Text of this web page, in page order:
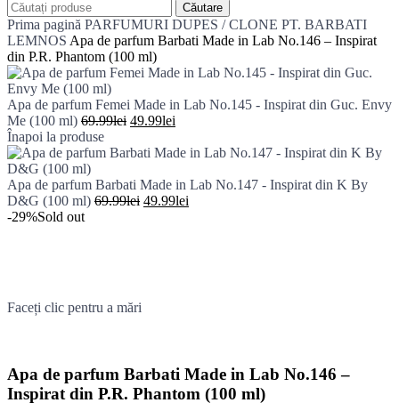
Căutare
Prima pagină PARFUMURI DUPES / CLONE PT. BARBATI
LEMNOS Apa de parfum Barbati Made in Lab No.146 – Inspirat
din P.R. Phantom (100 ml)
Apa de parfum Femei Made in Lab No.145 - Inspirat din Guc. Envy
Me (100 ml) 69.99lei Prețul
a
69.99lei.
49.99lei
este:
Înapoi la produse
Apa de parfum Barbati Made in Lab No.147 - Inspirat din K By
D&G (100 ml) 69.99lei Prețul
49.99lei
-29%Sold out
Faceți clic pentru a mări
Apa de parfum Barbati Made in Lab No.146 –
Inspirat din P.R. Phantom (100 ml)